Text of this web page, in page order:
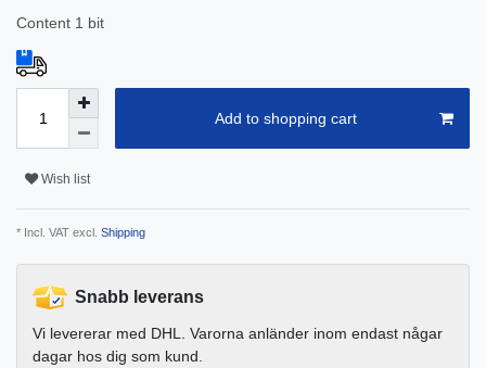
Content 1 bit
Add to shopping cart
Wish list
* Incl. VAT excl. Shipping
Snabb leverans
Vi levererar med DHL. Varorna anländer inom endast någar
dagar hos dig som kund.